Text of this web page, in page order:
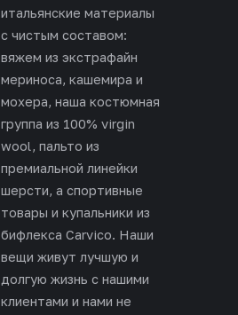
итальянские материалы
с чистым составом:
вяжем из экстрафайн
мериноса, кашемира и
мохера, наша костюмная
группа из 100% virgin
wool, пальто из
премиальной линейки
шерсти, а спортивные
товары и купальники из
бифлекса Carvico. Наши
вещи живут лучшую и
долгую жизнь с нашими
клиентами и нами не